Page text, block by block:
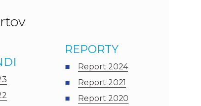
REPORTY
Report 2024
Report 2021
Report 2020